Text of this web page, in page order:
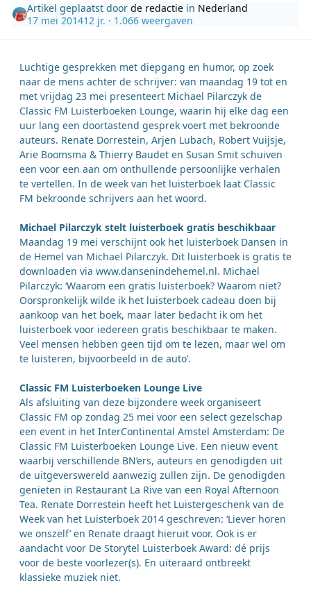
Artikel geplaatst doorde redactie in Nederland
17 mei 201412 jr. · 1.066 weergaven
Luchtige gesprekken met diepgang en humor, op zoek
naar de mens achter de schrijver: van maandag 19 tot en
met vrijdag 23 mei presenteert Michael Pilarczyk de
Classic FM Luisterboeken Lounge, waarin hij elke dag een
uur lang een doortastend gesprek voert met bekroonde
auteurs. Renate Dorrestein, Arjen Lubach, Robert Vuijsje,
Arie Boomsma & Thierry Baudet en Susan Smit schuiven
een voor een aan om onthullende persoonlijke verhalen
te vertellen. In de week van het luisterboek laat Classic
FM bekroonde schrijvers aan het woord.
Michael Pilarczyk stelt luisterboek gratis beschikbaar
Maandag 19 mei verschijnt ook het luisterboek Dansen in
de Hemel van Michael Pilarczyk. Dit luisterboek is gratis te
downloaden via www.dansenindehemel.nl. Michael
Pilarczyk: ‘Waarom een gratis luisterboek? Waarom niet?
Oorspronkelijk wilde ik het luisterboek cadeau doen bij
aankoop van het boek, maar later bedacht ik om het
luisterboek voor iedereen gratis beschikbaar te maken.
Veel mensen hebben geen tijd om te lezen, maar wel om
te luisteren, bijvoorbeeld in de auto’.
Classic FM Luisterboeken Lounge Live
Als afsluiting van deze bijzondere week organiseert
Classic FM op zondag 25 mei voor een select gezelschap
een event in het InterContinental Amstel Amsterdam: De
Classic FM Luisterboeken Lounge Live. Een nieuw event
waarbij verschillende BN’ers, auteurs en genodigden uit
de uitgeverswereld aanwezig zullen zijn. De genodigden
genieten in Restaurant La Rive van een Royal Afternoon
Tea. Renate Dorrestein heeft het Luistergeschenk van de
Week van het Luisterboek 2014 geschreven: ‘Liever horen
we onszelf’ en Renate draagt hieruit voor. Ook is er
aandacht voor De Storytel Luisterboek Award: dé prijs
voor de beste voorlezer(s). En uiteraard ontbreekt
klassieke muziek niet.